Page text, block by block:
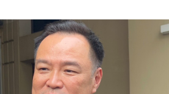
มละเมิดวัฒนธรรมไทย